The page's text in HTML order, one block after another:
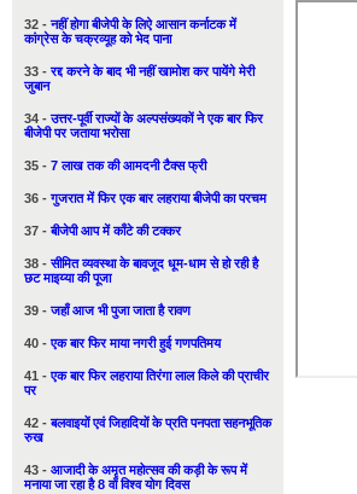
32 -नहीं होगा बीजेपी के लिऐ आसान कर्नाटक में
कांग्रेस के चक्रव्यूह को भेद पाना
33 -रद्द करने के बाद भी नहीं खामोश कर पायेंगे मेरी
जुबान
34 -उत्तर-पूर्वी राज्यों के अल्पसंख्यकों ने एक बार फिर
बीजेपी पर जताया भरोसा
35 - 7 लाख तक की आमदनी टैक्स फ्री
36 -गुजरात में फिर एक बार लहराया बीजेपी का परचम
37 -बीजेपी आप में काँटे की टक्कर
38 -सीमित व्यवस्था के बावजूद धूम-धाम से हो रही है
छट माइय्या की पूजा
39 -जहाँ आज भी पुजा जाता है रावण
40 -एक बार फिर माया नगरी हुई गणपतिमय
41 -एक बार फिर लहराया तिरंगा लाल किले की प्राचीर
पर
42 -बलवाइयों एवं जिहादियों के प्रति पनपता सहनभूतिक
रुख
43 - आजादी के अमृत महोत्सव की कड़ी के रूप में
मनाया जा रहा है 8 वाँ विश्व योग दिवस